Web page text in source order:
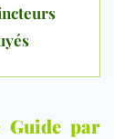
Guide par